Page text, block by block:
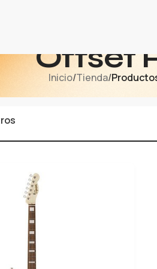
Offset
Inicio/Tienda/